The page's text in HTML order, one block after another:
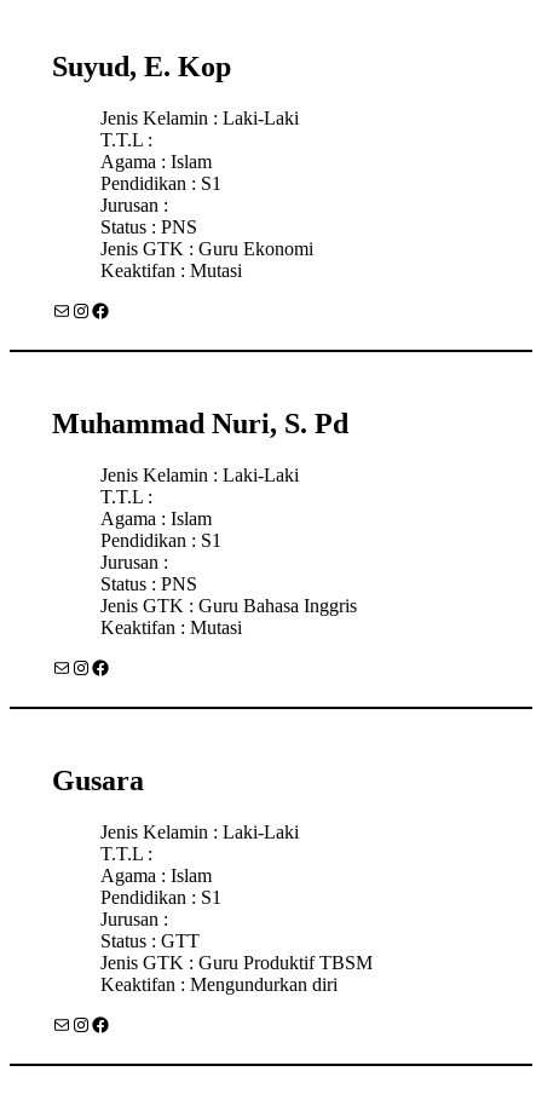
Suyud, E. Kop
Jenis Kelamin : Laki-Laki
T.T.L :
Agama : Islam
Pendidikan : S1
Jurusan :
Status : PNS
Jenis GTK : Guru Ekonomi
Keaktifan : Mutasi
Mail
Instagram Facebook
Muhammad Nuri, S. Pd
Jenis Kelamin : Laki-Laki
T.T.L :
Agama : Islam
Pendidikan : S1
Jurusan :
Status : PNS
Jenis GTK : Guru Bahasa Inggris
Keaktifan : Mutasi
Mail
Instagram Facebook
Gusara
Jenis Kelamin : Laki-Laki
T.T.L :
Agama : Islam
Pendidikan : S1
Jurusan :
Status : GTT
Jenis GTK : Guru Produktif TBSM
Keaktifan : Mengundurkan diri
Mail
Instagram Facebook